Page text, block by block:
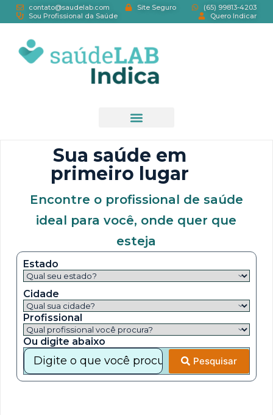
contato@saudelab.com Site Seguro
(65) 99813-4203
Sou Profissional da Saúde
Quero Indicar
Sua saúde em
primeiro lugar
Encontre o profissional de saúde
ideal para você, onde quer que
esteja
Estado
Cidade
Profissional
Ou digite abaixo
Pesquisar